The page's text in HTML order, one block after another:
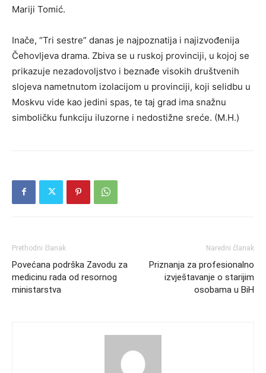
Mariji Tomić.
Inače, “Tri sestre” danas je najpoznatija i najizvođenija
Čehovljeva drama. Zbiva se u ruskoj provinciji, u kojoj se
prikazuje nezadovoljstvo i beznađe visokih društvenih
slojeva nametnutom izolacijom u provinciji, koji selidbu u
Moskvu vide kao jedini spas, te taj grad ima snažnu
simboličku funkciju iluzorne i nedostižne sreće. (M.H.)
Prethodni članak
Povećana podrška Zavodu za
medicinu rada od resornog
ministarstva
Naredni članak
Priznanja za profesionalno
izvještavanje o starijim
osobama u BiH